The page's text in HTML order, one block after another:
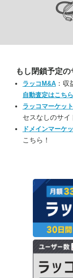
もし閉鎖予定の
ラッコM&A ：
自動査定はこちら
ラッコマーケット
セスなしのサイ
ドメインマーケ
こちら！